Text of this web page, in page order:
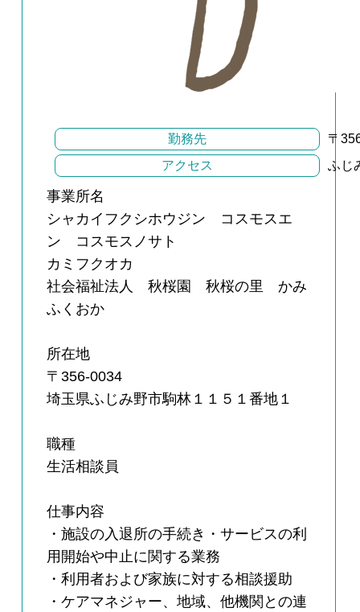
勤務先
〒
アクセス
ふじ
事業所名
シャカイフクシホウジン コスモスエ
ン コスモスノサト
カミフクオカ
社会福祉法人 秋桜園 秋桜の里 かみ
ふくおか
所在地
〒356-0034
埼玉県ふじみ野市駒林１１５１番地１
職種
生活相談員
仕事内容
・施設の入退所の手続き・サービスの利
用開始や中止に関する業務
・利用者および家族に対する相談援助
・ケアマネジャー、地域、他機関との連